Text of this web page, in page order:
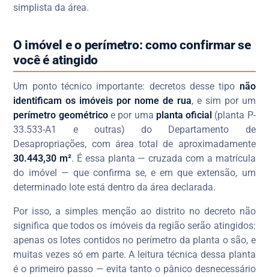
simplista da área.
O imóvel e o perímetro: como confirmar se
você é atingido
Um ponto técnico importante: decretos desse tipo não
identificam os imóveis por nome de rua, e sim por um
perímetro geométricoe por uma planta oficial (planta P-
33.533-A1 e outras) do Departamento de
Desapropriações, com área total de aproximadamente
30.443,30 m². É essa planta — cruzada com a matrícula
do imóvel — que confirma se, e em que extensão, um
determinado lote está dentro da área declarada.
Por isso, a simples menção ao distrito no decreto não
significa que todos os imóveis da região serão atingidos:
apenas os lotes contidos no perímetro da planta o são, e
muitas vezes só em parte. A leitura técnica dessa planta
é o primeiro passo — evita tanto o pânico desnecessário